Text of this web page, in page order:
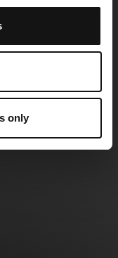
only